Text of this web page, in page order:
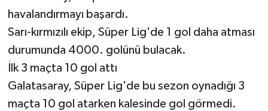
havalandırmayı başardı.
Sarı-kırmızılı ekip, Süper Lig'de 1 gol daha atması
durumunda 4000. golünü bulacak.
İlk 3 maçta 10 gol attı
Galatasaray, Süper Lig'de bu sezon oynadığı 3
maçta 10 gol atarken kalesinde gol görmedi.